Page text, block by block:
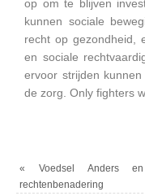
op om te blijven
kunnen sociale
recht op gezondheid,
en sociale
ervoor strijden
de zorg. Only fighters
« Voedsel Anders
rechtenbenadering